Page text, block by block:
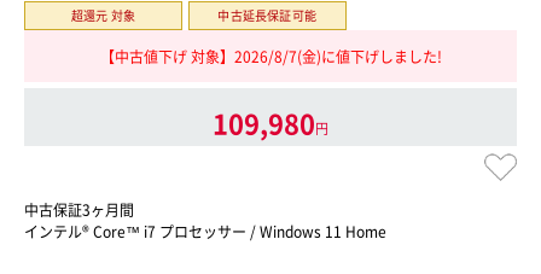
超還元 対象 中古延長保証可能
【中古値下げ 対象】2026/8/7(金)に値下げしました!
109,980円
中古保証3ヶ月間
インテル® Core™ i7 プロセッサー / Windows 11 Home